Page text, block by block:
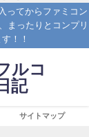
ってからファミコン
まったりとコンプリ
！！
ルコ
記
サイトマップ